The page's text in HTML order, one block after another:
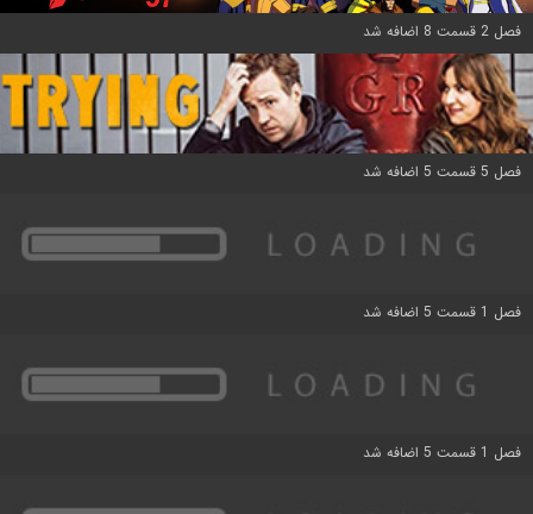
فصل 2 قسمت 8 اضافه شد
فصل 5 قسمت 5 اضافه شد
فصل 1 قسمت 5 اضافه شد
فصل 1 قسمت 5 اضافه شد